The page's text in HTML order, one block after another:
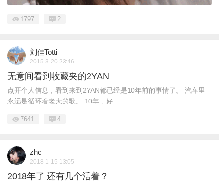
1797 2
刘佳Totti
2015-3-20 23:46
无意间看到收藏夹的2YAN
点开个人信息，看到来到2YAN都已经是10年前的事情了。 汽车里
永远是循环着老大的歌。 10年，好 ...
7641 4
zhc
2018-1-15 13:05
2018年了 还有几个活着？